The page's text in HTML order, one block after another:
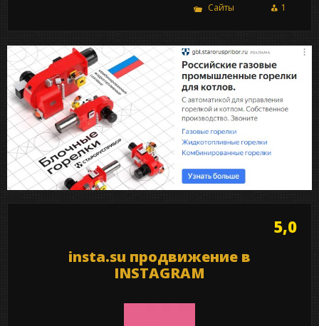
Сайты 1
5,0
insta.su продвижение в
INSTAGRAM